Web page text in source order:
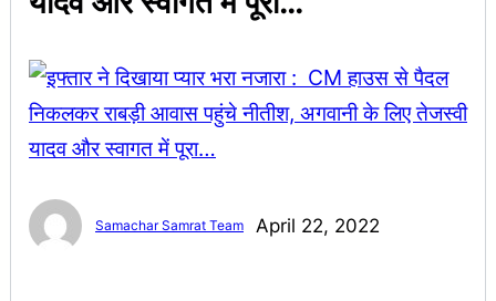
Samachar Samrat Team April 22, 2022